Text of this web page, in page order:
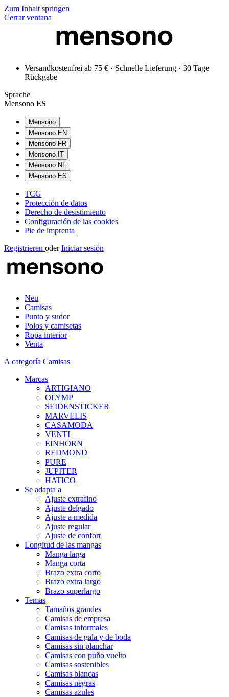
Zum Inhalt springen
Cerrar ventana
Versandkostenfrei ab 75 € · Schnelle Lieferung · 30 Tage
Rückgabe
Sprache
Mensono ES
Mensono
Mensono EN
Mensono FR
Mensono IT
Mensono NL
Mensono ES
TCG
Protección de datos
Derecho de desistimiento
Configuración de las cookies
Pie de imprenta
Registrieren oder Iniciar sesión
Neu
Camisas
Punto y sudor
Polos y camisetas
Ropa interior
Venta
A categoría Camisas
Marcas
ARTIGIANO
OLYMP
SEIDENSTICKER
MARVELIS
CASAMODA
VENTI
EINHORN
REDMOND
PURE
JUPITER
HATICO
Se adapta a
Ajuste extrafino
Ajuste delgado
Ajuste a medida
Ajuste regular
Ajuste de confort
Longitud de las mangas
Manga larga
Manga corta
Brazo extra corto
Brazo extra largo
Brazo superlargo
Temas
Tamaños grandes
Camisas de empresa
Camisas informales
Camisas de gala y de boda
Camisas sin planchar
Camisas con puño vuelto
Camisas sostenibles
Camisas blancas
Camisas negras
Camisas azules